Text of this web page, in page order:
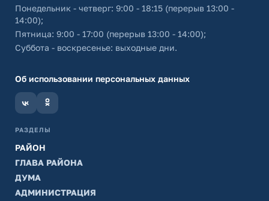
Понедельник - четверг: 9:00 - 18:15 (перерыв 13:00 -
14:00);
Пятница: 9:00 - 17:00 (перерыв 13:00 - 14:00);
Суббота - воскресенье: выходные дни.
Об использовании персональных данных
РАЗДЕЛЫ
РАЙОН
ГЛАВА РАЙОНА
ДУМА
АДМИНИСТРАЦИЯ